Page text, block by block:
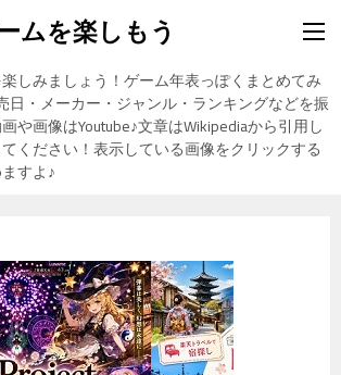
ムを楽しもう
しみましょう！ゲーム年表っぽくまとめてみ
日・メーカー・ジャンル・ランキングなどを振
や画像はYoutube♪文章はWikipediaから引用し
ください！表示している画像をクリックする
すよ♪